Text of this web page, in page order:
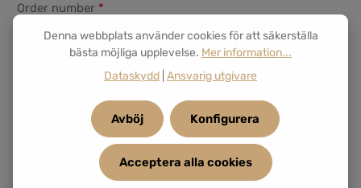
Order number *
Denna webbplats använder cookies för att säkerställa
bästa möjliga upplevelse. Mer information...
Dataskydd Ansvarig utgivare
Avböj Konfigurera
Acceptera alla cookies